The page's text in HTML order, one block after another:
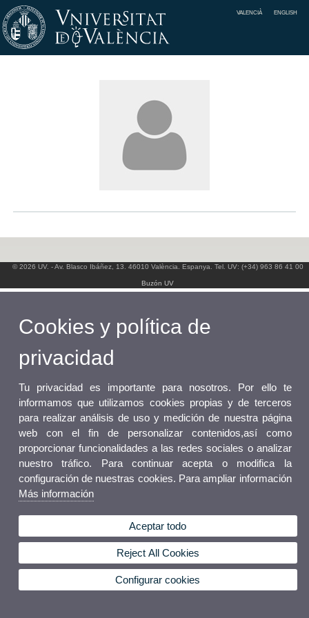
VALENCIÀ ENGLISH
© 2026 UV. - Av. Blasco Ibáñez, 13. 46010 València. Espanya. Tel. UV: (+34) 963 86 41 00
Buzón UV
Cookies y política de
privacidad
Tu privacidad es importante para nosotros. Por ello te
informamos que utilizamos cookies propias y de terceros
para realizar análisis de uso y medición de nuestra página
web con el fin de personalizar contenidos,así como
proporcionar funcionalidades a las redes sociales o analizar
nuestro tráfico. Para continuar acepta o modifica la
configuración de nuestras cookies. Para ampliar información
Más información
Aceptar todo
Reject All Cookies
Configurar cookies